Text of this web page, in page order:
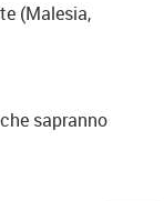
(Malesia,
sapranno